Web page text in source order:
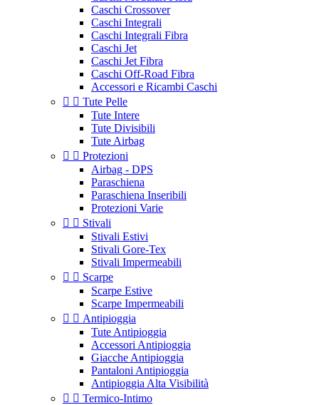
Caschi Crossover
Caschi Integrali
Caschi Integrali Fibra
Caschi Jet
Caschi Jet Fibra
Caschi Off-Road Fibra
Accessori e Ricambi Caschi
  Tute Pelle
Tute Intere
Tute Divisibili
Tute Airbag
  Protezioni
Airbag - DPS
Paraschiena
Paraschiena Inseribili
Protezioni Varie
  Stivali
Stivali Estivi
Stivali Gore-Tex
Stivali Impermeabili
  Scarpe
Scarpe Estive
Scarpe Impermeabili
  Antipioggia
Tute Antipioggia
Accessori Antipioggia
Giacche Antipioggia
Pantaloni Antipioggia
Antipioggia Alta Visibilità
  Termico-Intimo